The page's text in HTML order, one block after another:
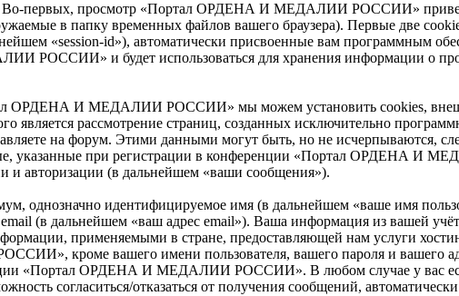
Во-первых, просмотр «Портал ОРДЕНА И МЕДАЛИИ РОССИИ»
в папку временных файлов вашего браузера). Первые две
«session-id»), автоматически присвоенные вам программным
РОССИИ» и будет использоваться для хранения информации о
ОРДЕНА И МЕДАЛИИ РОССИИ» мы можем установить cookies,
является рассмотрение страниц, созданных исключительно
на форум. Этими данными могут быть, но не исчерпываются,
указанные при регистрации в конференции «Портал ОРДЕНА И
и авторизации (в дальнейшем «ваши сообщения»).
однозначно идентифицируемое имя (в дальнейшем «ваше имя
email (в дальнейшем «ваш адрес email»). Ваша информация из
применяемыми в стране, предоставляющей нам услуги
кроме вашего имени пользователя, вашего пароля и вашего
«Портал ОРДЕНА И МЕДАЛИИ РОССИИ». В любом случае у вас
согласиться/отказаться от получения сообщений,